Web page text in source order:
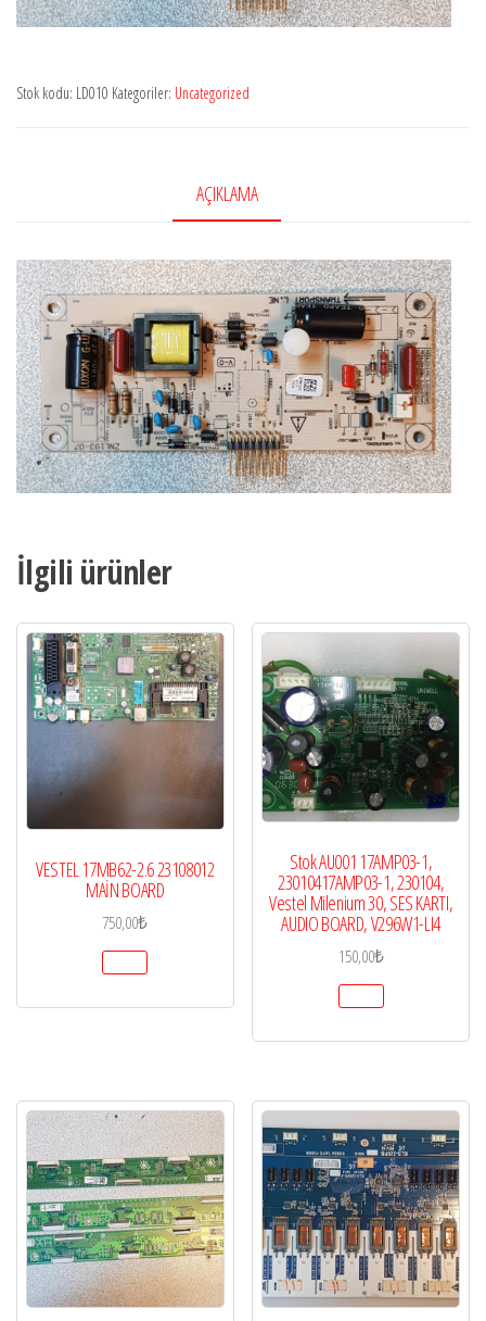
Stok kodu: LD010 Kategoriler: Uncategorized
AÇIKLAMA
İlgili ürünler
VESTEL 17MB62-2.6 23108012
MAİN BOARD
750,00₺
Stok AU001 17AMP03-1,
23010417AMP03-1, 230104,
Vestel Milenium 30, SES KARTI,
AUDIO BOARD, V296W1-LI4
150,00₺